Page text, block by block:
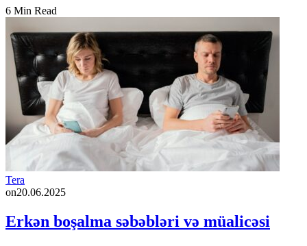
6 Min Read
Tera
on20.06.2025
Erkən boşalma səbəbləri və müalicəsi